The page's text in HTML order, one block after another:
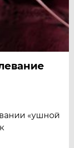
«ушной